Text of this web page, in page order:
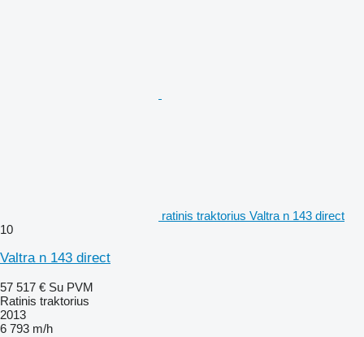
ratinis traktorius Valtra n 143 direct
10
Valtra n 143 direct
57 517 € Su PVM
Ratinis traktorius
2013
6 793 m/h